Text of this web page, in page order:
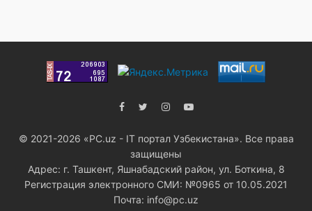
© 2021-2026 «PC.uz - IT портал Узбекистана». Все права
защищены
Адрес: г. Ташкент, Яшнабадский район, ул. Боткина, 8
Регистрация электронного СМИ: №0965 от 10.05.2021
Почта: info@pc.uz